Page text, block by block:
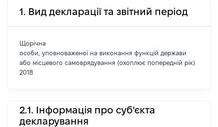
1. Вид декларації та звітний період
Щорічна
особи, уповноваженої на виконання функцій держави
або місцевого самоврядування (охоплює попередній рік)
2018
2.1. Інформація про суб'єкта
декларування